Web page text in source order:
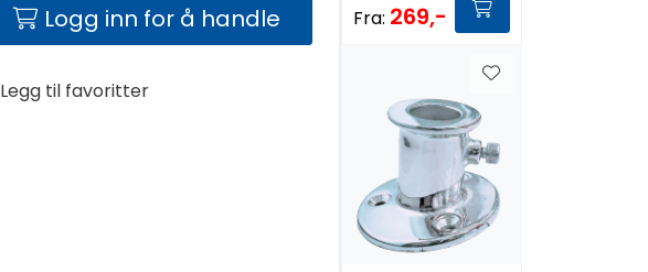
Logg inn for å handle
Legg til favoritter
Fra: 269,-